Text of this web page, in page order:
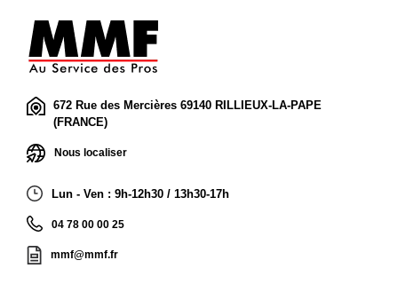
672 Rue des Mercières 69140 RILLIEUX-LA-PAPE
(FRANCE)
Nous localiser
Lun - Ven : 9h-12h30 / 13h30-17h
04 78 00 00 25
mmf@mmf.fr